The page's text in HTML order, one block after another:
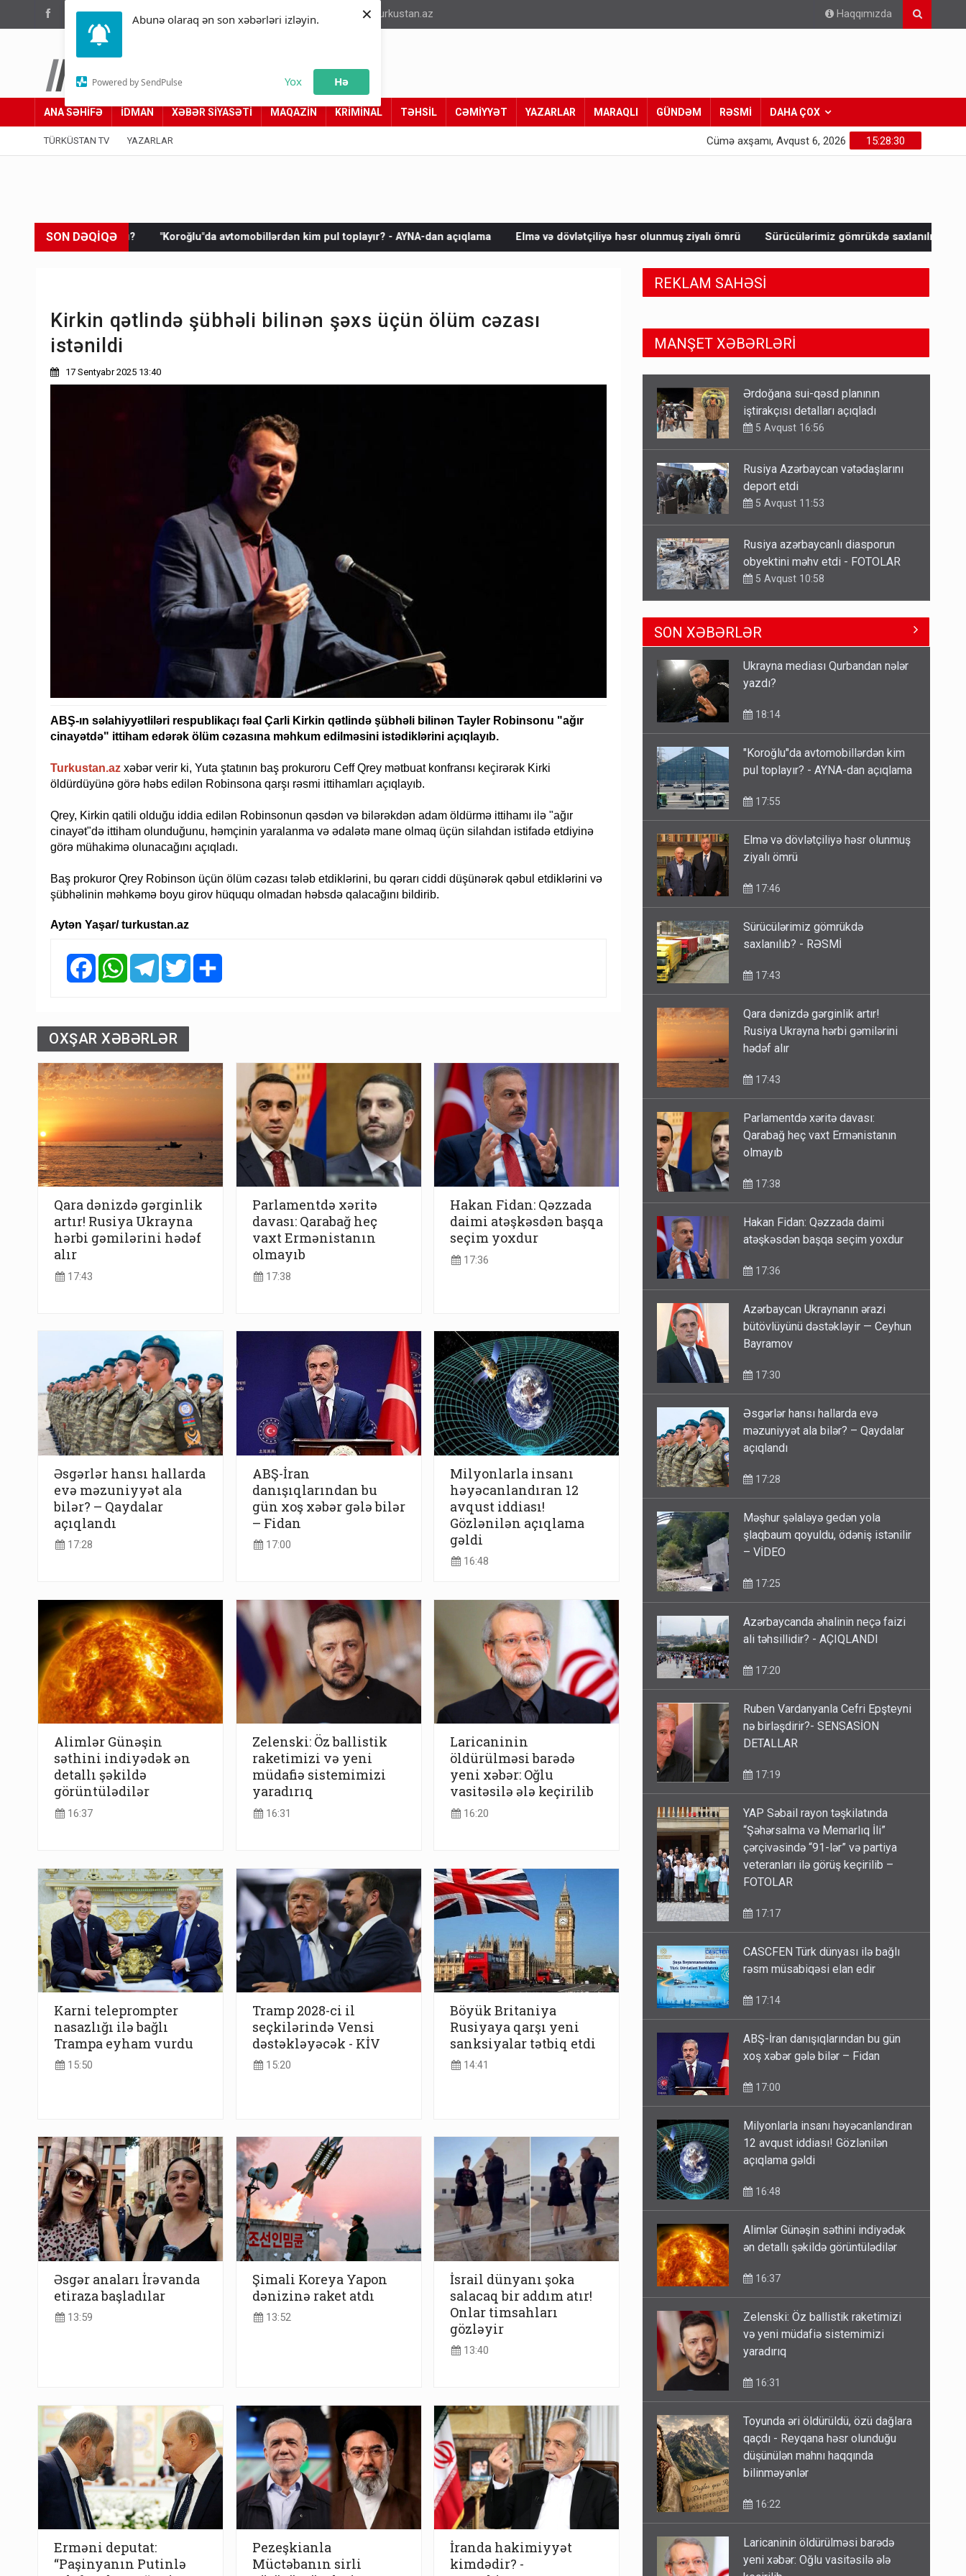
Abunə olaraq ən son xəbərləri izləyin.
Powered by SendPulse Yox Hə
×
(012) 449 94 05 info@turkustan.az Haqqımızda
Türküstan.az
Adımız yolumuzdur
ANA SƏHİFƏ İDMAN XƏBƏR SİYASƏTİ MAQAZİN KRİMİNAL TƏHSİL CƏMİYYƏT YAZARLAR MARAQLI GÜNDƏM RƏSMİ DAHA ÇOX
TÜRKÜSTAN TV YAZARLAR 15:28:32
Cümə axşamı, Avqust 6, 2026
SON DƏQİQƏ
"Koroğlu"da avtomobillərdən kim pul toplayır? - AYNA-dan açıqlama Elmə və dövlətçiliyə həsr olunmuş ziyalı ömrü Sürücülərimiz gömrükdə saxlanılıb? - RƏSMİ Qara
Kirkin qətlində şübhəli bilinən şəxs üçün ölüm cəzası
istənildi
17 Sentyabr 2025 13:40
ABŞ-ın səlahiyyətliləri respublikaçı fəal Çarli Kirkin qətlində şübhəli bilinən Tayler Robinsonu "ağır
cinayətdə" ittiham edərək ölüm cəzasına məhkum edilməsini istədiklərini açıqlayıb.
Turkustan.az xəbər verir ki, Yuta ştatının baş prokuroru Ceff Qrey mətbuat konfransı keçirərək Kirki
öldürdüyünə görə həbs edilən Robinsona qarşı rəsmi ittihamları açıqlayıb.
Qrey, Kirkin qatili olduğu iddia edilən Robinsonun qəsdən və bilərəkdən adam öldürmə ittihamı ilə "ağır
cinayət"də ittiham olunduğunu, həmçinin yaralanma və ədalətə mane olmaq üçün silahdan istifadə etdiyinə
görə mühakimə olunacağını açıqladı.
Baş prokuror Qrey Robinson üçün ölüm cəzası tələb etdiklərini, bu qərarı ciddi düşünərək qəbul etdiklərini və
şübhəlinin məhkəmə boyu girov hüququ olmadan həbsdə qalacağını bildirib.
Aytən Yaşar/ turkustan.az
FacebookWhatsAppTelegramTwitter
OXŞAR XƏBƏRLƏR
Qara dənizdə gərginlik
artır! Rusiya Ukrayna
hərbi gəmilərini hədəf
alır
17:43
Parlamentdə xəritə
davası: Qarabağ heç
vaxt Ermənistanın
olmayıb
17:38
Hakan Fidan: Qəzzada
daimi atəşkəsdən başqa
seçim yoxdur
17:36
Əsgərlər hansı hallarda
evə məzuniyyət ala
bilər? – Qaydalar
açıqlandı
17:28
ABŞ-İran
danışıqlarından bu
gün xoş xəbər gələ bilər
– Fidan
17:00
Milyonlarla insanı
həyəcanlandıran 12
avqust iddiası!
Gözlənilən açıqlama
gəldi
16:48
Alimlər Günəşin
səthini indiyədək ən
detallı şəkildə
görüntülədilər
16:37
Zelenski: Öz ballistik
raketimizi və yeni
müdafiə sistemimizi
yaradırıq
16:31
Laricaninin
öldürülməsi barədə
yeni xəbər: Oğlu
vasitəsilə ələ keçirilib
16:20
Karni teleprompter
nasazlığı ilə bağlı
Trampa eyham vurdu
15:50
Tramp 2028-ci il
seçkilərində Vensi
dəstəkləyəcək - KİV
15:20
Böyük Britaniya
Rusiyaya qarşı yeni
sanksiyalar tətbiq etdi
14:41
Əsgər anaları İrəvanda
etiraza başladılar
13:59
Şimali Koreya Yapon
dənizinə raket atdı
13:52
İsrail dünyanı şoka
salacaq bir addım atır!
Onlar timsahları
gözləyir
13:40
Erməni deputat:
“Paşinyanın Putinlə
Pezeşkianla
Müctəbanın sirli
İranda hakimiyyət
kimdədir? -
REKLAM SAHƏSİ
MANŞET XƏBƏRLƏRİ
Rusiya Azərbaycan vətədaşlarını
deport etdi
5 Avqust 11:53
Rusiya azərbaycanlı diasporun
obyektini məhv etdi - FOTOLAR
5 Avqust 10:58
Bu tarixdən HAVALAR DƏYİŞİR -
İSTİLƏR BİTİR
4 Avqust 22:04
ŞOK! David Seliverstov ölkədən
qaçdı
gedə biləcəksiniz - SİYAHI
Ərdoğana sui-qəsd planının
5 Avqust 16:56
SON XƏBƏRLƏR
Ukrayna mediası Qurbandan nələr
yazdı?
18:14
"Koroğlu"da avtomobillərdən kim
pul toplayır? - AYNA-dan açıqlama
17:55
Elmə və dövlətçiliyə həsr olunmuş
ziyalı ömrü
17:46
Sürücülərimiz gömrükdə
saxlanılıb? - RƏSMİ
17:43
Qara dənizdə gərginlik artır!
Rusiya Ukrayna hərbi gəmilərini
hədəf alır
17:43
Parlamentdə xəritə davası:
Qarabağ heç vaxt Ermənistanın
olmayıb
17:38
Hakan Fidan: Qəzzada daimi
atəşkəsdən başqa seçim yoxdur
17:36
Azərbaycan Ukraynanın ərazi
bütövlüyünü dəstəkləyir — Ceyhun
Bayramov
17:30
Əsgərlər hansı hallarda evə
məzuniyyət ala bilər? – Qaydalar
açıqlandı
17:28
Məşhur şəlaləyə gedən yola
şlaqbaum qoyuldu, ödəniş istənilir
– VİDEO
17:25
Azərbaycanda əhalinin neçə faizi
ali təhsillidir? - AÇIQLANDI
17:20
Ruben Vardanyanla Cefri Epşteyni
nə birləşdirir?- SENSASİON
DETALLAR
17:19
YAP Səbail rayon təşkilatında
“Şəhərsalma və Memarlıq İli”
çərçivəsində “91-lər” və partiya
veteranları ilə görüş keçirilib –
FOTOLAR
17:17
CASCFEN Türk dünyası ilə bağlı
rəsm müsabiqəsi elan edir
17:14
ABŞ-İran danışıqlarından bu gün
xoş xəbər gələ bilər – Fidan
17:00
Milyonlarla insanı həyəcanlandıran
12 avqust iddiası! Gözlənilən
açıqlama gəldi
16:48
Alimlər Günəşin səthini indiyədək
ən detallı şəkildə görüntülədilər
16:37
Zelenski: Öz ballistik raketimizi
və yeni müdafiə sistemimizi
yaradırıq
16:31
Toyunda əri öldürüldü, özü dağlara
qaçdı - Reyqana həsr olunduğu
düşünülən mahnı haqqında
bilinməyənlər
16:22
Laricaninin öldürülməsi barədə
yeni xəbər: Oğlu vasitəsilə ələ